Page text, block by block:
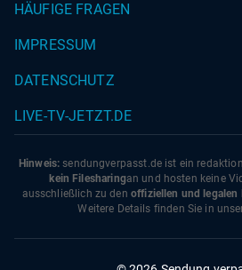
HÄUFIGE FRAGEN
IMPRESSUM
DATENSCHUTZ
LIVE-TV-JETZT.DE
Hinweis: sendungverpasst.de ist ein
kein Filesharingan und hosten keine
ausschließlich zu den offiziellen und legalen
Weitere Details finden Sie in